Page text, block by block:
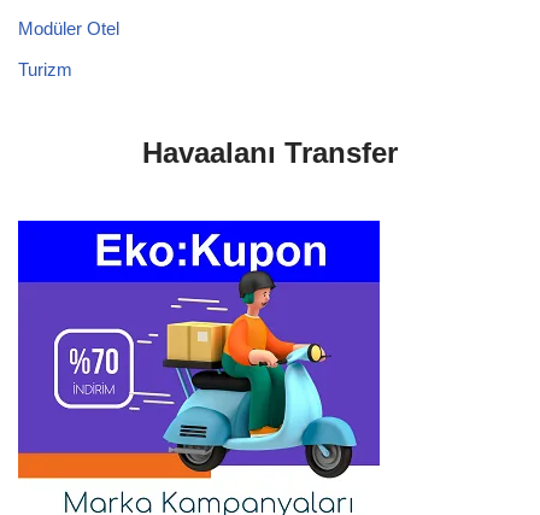
Modüler Otel
Turizm
Havaalanı Transfer